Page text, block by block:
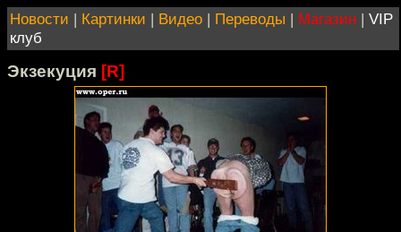
Новости | Картинки | Видео | Переводы | Магазин | VIP
клуб
Экзекуция [R]